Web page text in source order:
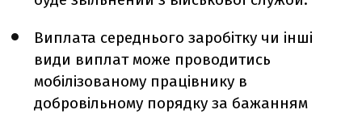
Виплата середнього заробітку чи інші
види виплат може проводитись
мобілізованому працівнику в
добровільному порядку за бажанням